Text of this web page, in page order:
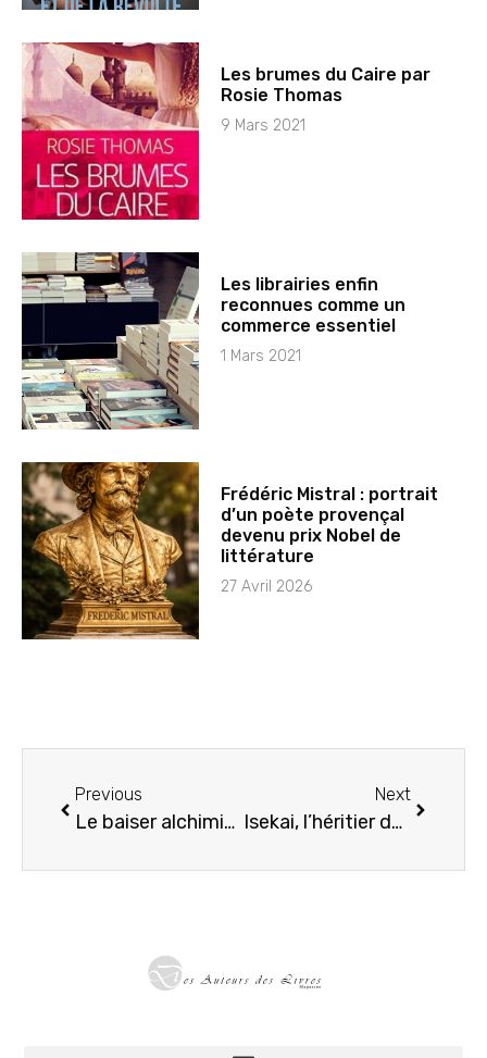
Les brumes du Caire par
Rosie Thomas
9 Mars 2021
Les librairies enfin
reconnues comme un
commerce essentiel
1 Mars 2021
Frédéric Mistral : portrait
d’un poète provençal
devenu prix Nobel de
littérature
27 Avril 2026
Previous
Le baiser alchimique de Max de Ridder
Next
Isekai, l’héritier de l’autre monde de Jean-Louis Vill